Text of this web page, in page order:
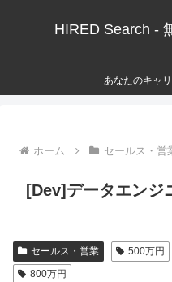
HIRED Search -
あなたのキャ
ホーム セールス・営
[Dev]データエンジ
セールス・営業 500万円
800万円